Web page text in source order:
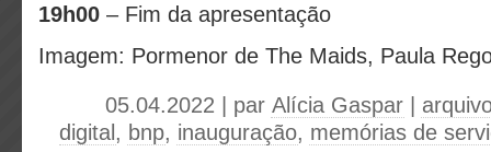
19h00 – Fim da apresentação
Imagem: Pormenor de The Maids, Paula
05.04.2022 | par Alícia Gaspar
digital , bnp, inauguração, memórias de